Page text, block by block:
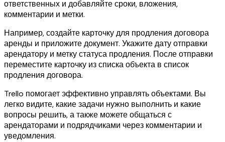
ответственных и добавляйте сроки, вложения,
комментарии и метки.
Например, создайте карточку для продления договора
аренды и приложите документ. Укажите дату отправки
арендатору и метку статуса продления. После отправки
переместите карточку из списка объекта в список
продления договора.
Trello помогает эффективно управлять объектами. Вы
легко видите, какие задачи нужно выполнить и какие
вопросы решить, а также можете общаться с
арендаторами и подрядчиками через комментарии и
уведомления.